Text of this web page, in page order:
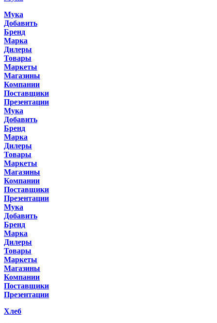
Мука
Добавить
Бренд
Марка
Дилеры
Товары
Маркеты
Магазины
Компании
Поставщики
Презентации
Мука
Добавить
Бренд
Марка
Дилеры
Товары
Маркеты
Магазины
Компании
Поставщики
Презентации
Мука
Добавить
Бренд
Марка
Дилеры
Товары
Маркеты
Магазины
Компании
Поставщики
Презентации
Хлеб